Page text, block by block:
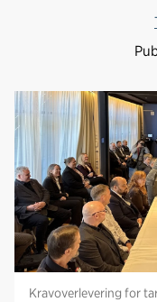
Kravoverlevering for